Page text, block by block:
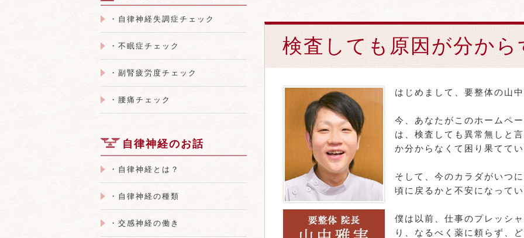
検査しても原因が分か
はじめまして、要整体の山
今、あなたがこのホームペ
は、検査しても異常無しと
か分からなくて困り果てて
そして、今のカラダがいつ
頃に戻るかと不安になって
僕は以前、仕事のプレッシ
り、なるべく薬に頼らず、
・自律神経失調症チェック
・不眠症チェック
・副腎疲労度チェック
・腰痛チェック
自律神経のお話
・自律神経とは？
・自律神経の種類
・交感神経の働き